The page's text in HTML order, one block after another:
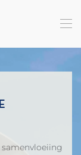
samenvloeiing